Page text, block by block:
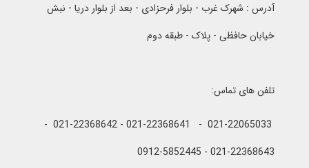
آدرس : شهرک غرب - بلوار فرحزادی - بعد از بلوار دریا - نبش
خیابان حافظی - پلاک - طبقه دوم
تلفن های تماس:
021-22065033 - 021-22368641 - 021-22368642 -
021-22368643 - 0912-5852445